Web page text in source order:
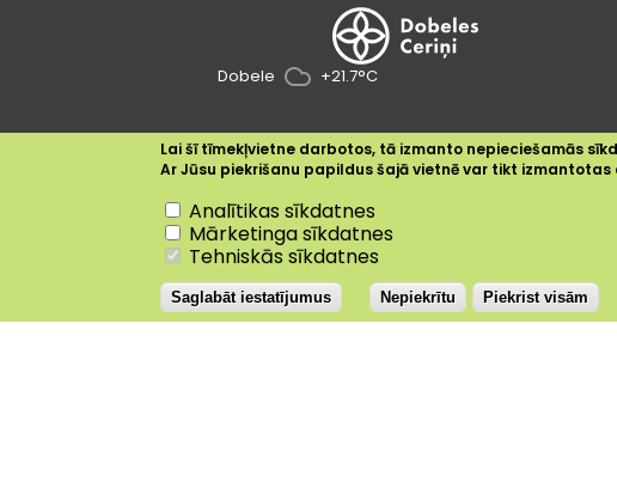
Dobele +21.7°C
Lai šī tīmekļvietne darbotos, tā izmanto nepieciešamās
Ar Jūsu piekrišanu papildus šajā vietnē var tikt
Analītikas sīkdatnes
Mārketinga sīkdatnes
Tehniskās sīkdatnes
Saglabāt iestatījumus Nepiekrītu Piekrist visām